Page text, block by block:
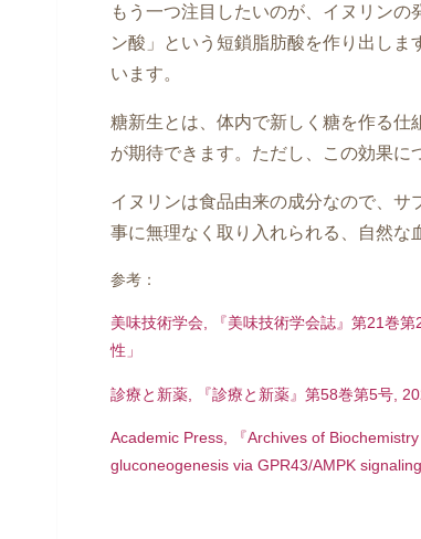
もう一つ注目したいのが、イヌリン
ン酸」という短鎖脂肪酸を作り出し
います。
糖新生とは、体内で新しく糖を作る
が期待できます。ただし、この効果に
イヌリンは食品由来の成分なので、
事に無理なく取り入れられる、自然な
参考：
美味技術学会, 『美味技術学会誌』第21巻
性」
診療と新薬, 『診療と新薬』第58巻第5号,
Academic Press, 『Archives of
gluconeogenesis via GPR43/AMPK signaling